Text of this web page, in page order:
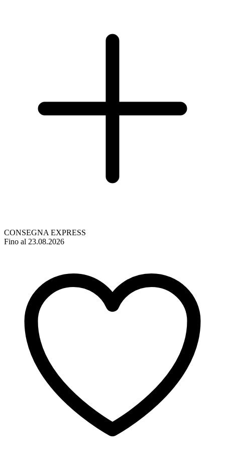
CONSEGNA EXPRESS
Fino al 23.08.2026